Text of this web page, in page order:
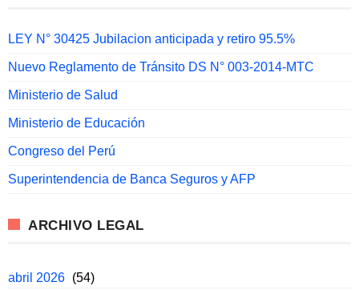
LEY N° 30425 Jubilacion anticipada y retiro 95.5%
Nuevo Reglamento de Tránsito DS N° 003-2014-MTC
Ministerio de Salud
Ministerio de Educación
Congreso del Perú
Superintendencia de Banca Seguros y AFP
ARCHIVO LEGAL
abril 2026 (54)